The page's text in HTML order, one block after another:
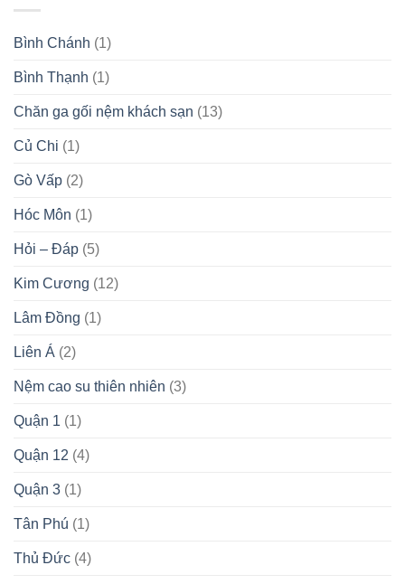
Bình Chánh (1)
Bình Thạnh (1)
Chăn ga gối nệm khách sạn (13)
Củ Chi (1)
Gò Vấp (2)
Hóc Môn (1)
Hỏi – Đáp (5)
Kim Cương (12)
Lâm Đồng (1)
Liên Á (2)
Nệm cao su thiên nhiên (3)
Quận 1 (1)
Quận 12 (4)
Quận 3 (1)
Tân Phú (1)
Thủ Đức (4)